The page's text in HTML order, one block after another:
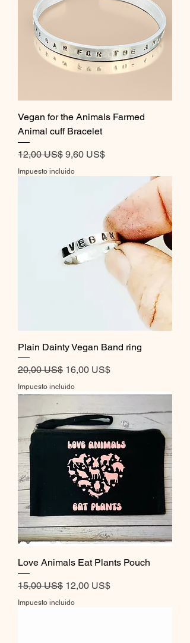
Vegan for the Animals Farmed
Animal cuff Bracelet
Precio
12,00 US$ Precio de oferta
9,60 US$
Impuesto incluido
Plain Dainty Vegan Band ring
Precio
20,00 US$ Precio de oferta
16,00 US$
Impuesto incluido
Love Animals Eat Plants Pouch
Precio
15,00 US$ Precio de oferta
12,00 US$
Impuesto incluido